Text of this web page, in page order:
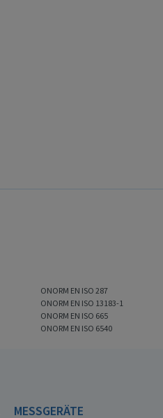
ONORM EN ISO 287
ONORM EN ISO 13183-1
ONORM EN ISO 665
ONORM EN ISO 6540
MESSGERÄTE